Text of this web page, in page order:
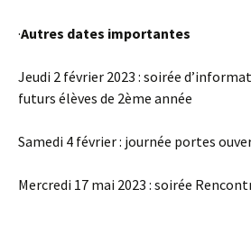
·Autres dates importantes
Jeudi 2 février 2023 : soirée
futurs élèves de 2ème année
Samedi 4 février : journée portes
Mercredi 17 mai 2023 : soirée